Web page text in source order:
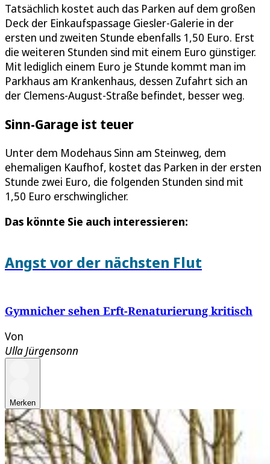
Tatsächlich kostet auch das Parken auf dem großen
Deck der Einkaufspassage Giesler-Galerie in der
ersten und zweiten Stunde ebenfalls 1,50 Euro. Erst
die weiteren Stunden sind mit einem Euro günstiger.
Mit lediglich einem Euro je Stunde kommt man im
Parkhaus am Krankenhaus, dessen Zufahrt sich an
der Clemens-August-Straße befindet, besser weg.
Sinn-Garage ist teuer
Unter dem Modehaus Sinn am Steinweg, dem
ehemaligen Kaufhof, kostet das Parken in der ersten
Stunde zwei Euro, die folgenden Stunden sind mit
1,50 Euro erschwinglicher.
Das könnte Sie auch interessieren:
Angst vor der nächsten Flut
Gymnicher sehen Erft-Renaturierung kritisch
Von
Ulla Jürgensonn
Merken